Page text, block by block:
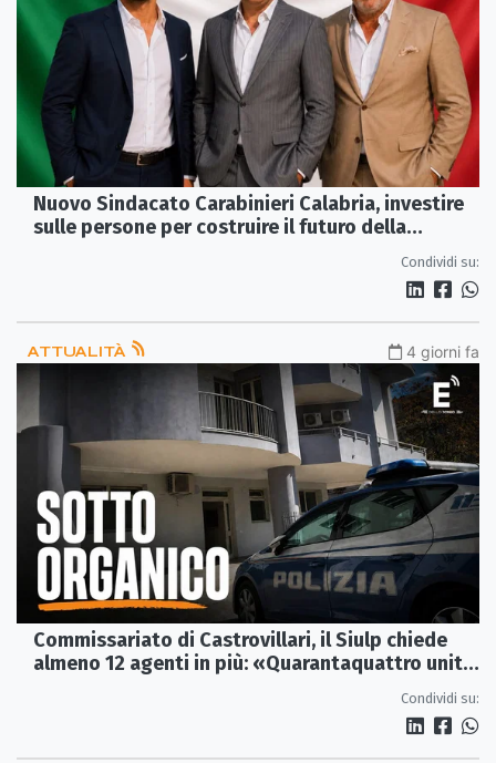
Nuovo Sindacato Carabinieri Calabria, investire
sulle persone per costruire il futuro della
Condividi su:
ATTUALITÀ 4 giorni fa
Commissariato di Castrovillari, il Siulp chiede
almeno 12 agenti in più: «Quarantaquattro unità
Condividi su: